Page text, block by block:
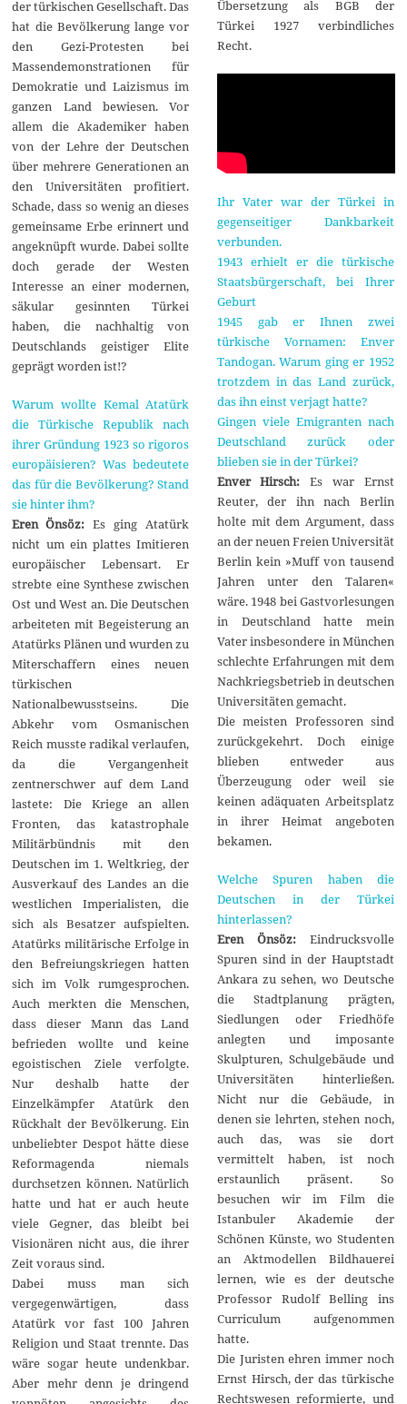
der türkischen Gesellschaft. Das
hat die Bevölkerung lange vor
den Gezi-Protesten bei
Massendemonstrationen für
Demokratie und Laizismus im
ganzen Land bewiesen. Vor
allem die Akademiker haben
von der Lehre der Deutschen
über mehrere Generationen an
den Universitäten profitiert.
Schade, dass so wenig an dieses
gemeinsame Erbe erinnert und
angeknüpft wurde. Dabei sollte
doch gerade der Westen
Interesse an einer modernen,
säkular gesinnten Türkei
haben, die nachhaltig von
Deutschlands geistiger Elite
geprägt worden ist!?
Warum wollte Kemal Atatürk
die Türkische Republik nach
ihrer Gründung 1923 so rigoros
europäisieren? Was bedeutete
das für die Bevölkerung? Stand
sie hinter ihm?
Eren Önsöz: Es ging Atatürk
nicht um ein plattes Imitieren
europäischer Lebensart. Er
strebte eine Synthese zwischen
Ost und West an. Die Deutschen
arbeiteten mit Begeisterung an
Atatürks Plänen und wurden zu
Miterschaffern eines neuen
türkischen
Nationalbewusstseins. Die
Abkehr vom Osmanischen
Reich musste radikal verlaufen,
da die Vergangenheit
zentnerschwer auf dem Land
lastete: Die Kriege an allen
Fronten, das katastrophale
Militärbündnis mit den
Deutschen im 1. Weltkrieg, der
Ausverkauf des Landes an die
westlichen Imperialisten, die
sich als Besatzer aufspielten.
Atatürks militärische Erfolge in
den Befreiungskriegen hatten
sich im Volk rumgesprochen.
Auch merkten die Menschen,
dass dieser Mann das Land
befrieden wollte und keine
egoistischen Ziele verfolgte.
Nur deshalb hatte der
Einzelkämpfer Atatürk den
Rückhalt der Bevölkerung. Ein
unbeliebter Despot hätte diese
Reformagenda niemals
durchsetzen können. Natürlich
hatte und hat er auch heute
viele Gegner, das bleibt bei
Visionären nicht aus, die ihrer
Zeit voraus sind.
Dabei muss man sich
vergegenwärtigen, dass
Atatürk vor fast 100 Jahren
Religion und Staat trennte. Das
wäre sogar heute undenkbar.
Aber mehr denn je dringend
Übersetzung als BGB der
Türkei 1927 verbindliches
Recht.
Ihr Vater war der Türkei in
gegenseitiger Dankbarkeit
verbunden.
1943 erhielt er die türkische
Staatsbürgerschaft, bei Ihrer
Geburt
1945 gab er Ihnen zwei
türkische Vornamen: Enver
Tandogan. Warum ging er 1952
trotzdem in das Land zurück,
das ihn einst verjagt hatte?
Gingen viele Emigranten nach
Deutschland zurück oder
blieben sie in der Türkei?
Enver Hirsch:Es war Ernst
Reuter, der ihn nach Berlin
holte mit dem Argument, dass
an der neuen Freien Universität
Berlin kein »Muff von tausend
Jahren unter den Talaren«
wäre. 1948 bei Gastvorlesungen
in Deutschland hatte mein
Vater insbesondere in München
schlechte Erfahrungen mit dem
Nachkriegsbetrieb in deutschen
Universitäten gemacht.
Die meisten Professoren sind
zurückgekehrt. Doch einige
blieben entweder aus
Überzeugung oder weil sie
keinen adäquaten Arbeitsplatz
in ihrer Heimat angeboten
bekamen.
Welche Spuren haben die
Deutschen in der Türkei
hinterlassen?
Eren Önsöz:Eindrucksvolle
Spuren sind in der Hauptstadt
Ankara zu sehen, wo Deutsche
die Stadtplanung prägten,
Siedlungen oder Friedhöfe
anlegten und imposante
Skulpturen, Schulgebäude und
Universitäten hinterließen.
Nicht nur die Gebäude, in
denen sie lehrten, stehen noch,
auch das, was sie dort
vermittelt haben, ist noch
erstaunlich präsent. So
besuchen wir im Film die
Istanbuler Akademie der
Schönen Künste, wo Studenten
an Aktmodellen Bildhauerei
lernen, wie es der deutsche
Professor Rudolf Belling ins
Curriculum aufgenommen
hatte.
Die Juristen ehren immer noch
Ernst Hirsch, der das türkische
Rechtswesen reformierte, und